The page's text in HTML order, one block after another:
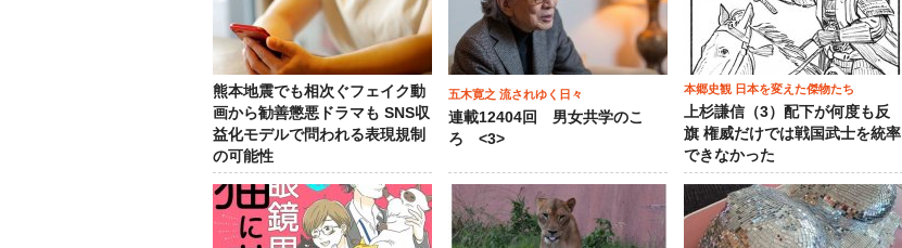
熊本地震でも相次ぐフェイク動
画から勧善懲悪ドラマも SNS収
益化モデルで問われる表現規制
の可能性
五木寛之 流されゆく日々
連載12404回 男女共学のこ
ろ <3>
本郷史観 日本を変えた傑物たち
上杉謙信（3）配下が何度も反
旗 権威だけでは戦国武士を統率
できなかった